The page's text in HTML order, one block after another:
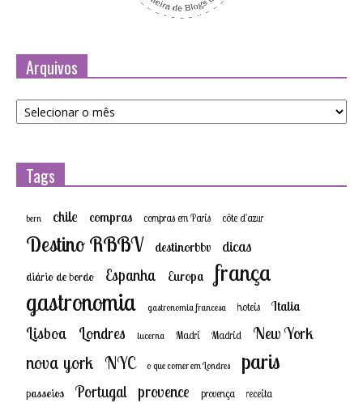
Arquivos
Arquivos
Tags
bern chile compras compras em Paris côte d'azur
Destino RBBV destinorbbv dicas
diário de bordo Espanha Europa frança
gastronomia gastronomia francesa hoteis Italia
Lisboa Londres lucerna Madri Madrid New York
nova york NYC o que comer em Londres paris
passeios Portugal provence provença receita